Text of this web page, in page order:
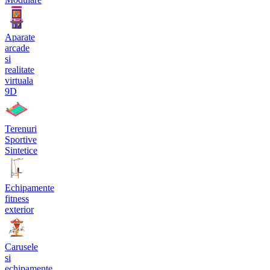
Aparate
arcade
si
realitate
virtuala
9D
Terenuri
Sportive
Sintetice
Echipamente
fitness
exterior
Carusele
si